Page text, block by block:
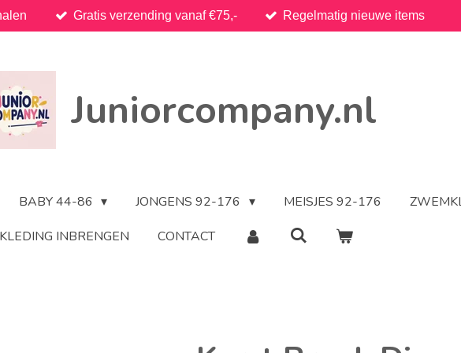
Gratis verzending vanaf €75,- Regelmatig nieuwe items
Juniorcompany.nl
BABY 44-86 JONGENS 92-176 MEISJES 92-176
KLEDING INBRENGEN
CONTACT